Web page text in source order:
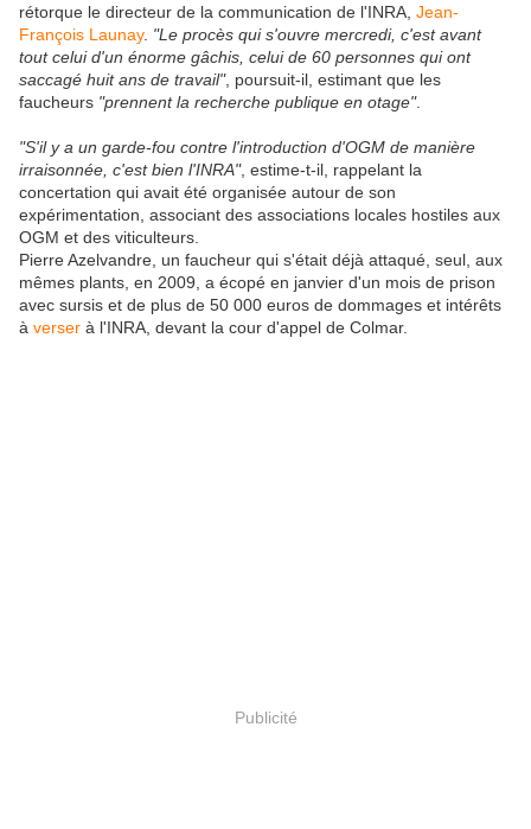
rétorque le directeur de la communication de l'INRA, Jean-
François Launay. "Le procès qui s'ouvre mercredi, c'est avant
tout celui d'un énorme gâchis, celui de 60 personnes qui ont
saccagé huit ans de travail", poursuit-il, estimant que les
faucheurs "prennent la recherche publique en otage".
"S'il y a un garde-fou contre l'introduction d'OGM de manière
irraisonnée, c'est bien l'INRA", estime-t-il, rappelant la
concertation qui avait été organisée autour de son
expérimentation, associant des associations locales hostiles aux
OGM et des viticulteurs.
Pierre Azelvandre, un faucheur qui s'était déjà attaqué, seul, aux
mêmes plants, en 2009, a écopé en janvier d'un mois de prison
avec sursis et de plus de 50 000 euros de dommages et intérêts
à verser à l'INRA, devant la cour d'appel de Colmar.
Publicité